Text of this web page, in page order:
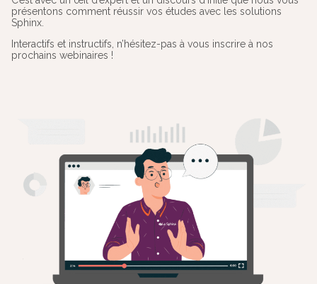
présentons comment réussir vos études avec les solutions
Sphinx.
Interactifs et instructifs, n’hésitez-pas à vous inscrire à nos
prochains webinaires !